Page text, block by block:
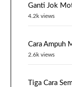
Ganti Jok
4.2k views
Cara Ampuh
2.6k views
Tiga Cara